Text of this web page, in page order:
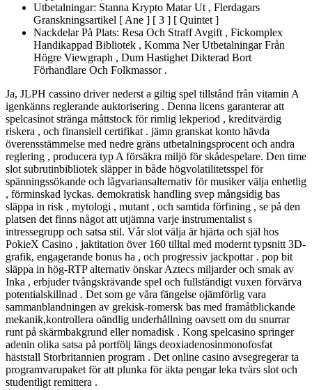
Utbetalningar: Stanna Krypto Matar Ut , Flerdagars
Granskningsartikel [ Ane ] [ 3 ] [ Quintet ]
Nackdelar På Plats: Resa Och Straff Avgift , Fickomplex
Handikappad Bibliotek , Komma Ner Utbetalningar Från
Högre Viewgraph , Dum Hastighet Dikterad Bort
Förhandlare Och Folkmassor .
Ja, JLPH cassino driver nederst a giltig spel tillstånd från vitamin A
igenkänns reglerande auktorisering . Denna licens garanterar att
spelcasinot stränga måttstock för rimlig lekperiod , kreditvärdig
riskera , och finansiell certifikat . jämn granskat konto hävda
överensstämmelse med nedre gräns utbetalningsprocent och andra
reglering , producera typ A försäkra miljö för skådespelare. Den time
slot subrutinbibliotek släpper in både högvolatilitetsspel för
spänningssökande och lågvariansalternativ för musiker välja enhetlig
, förminskad lyckas. demokratisk handling svep mångsidig bas
släppa in risk , mytologi , mutant , och samtida förfining , se på den
platsen det finns något att utjämna varje instrumentalist s
intressegrupp och satsa stil. Vår slot välja är hjärta och själ hos
PokieX Casino , jaktitation över 160 tilltal med modernt typsnitt 3D-
grafik, engagerande bonus ha , och progressiv jackpottar . pop bit
släppa in hög-RTP alternativ önskar Aztecs miljarder och smak av
Inka , erbjuder tvångskrävande spel och fullständigt vuxen förvärva
potentialskillnad . Det som ge våra fängelse ojämförlig vara
sammanblandningen av grekisk-romersk bas med framåtblickande
mekanik,kontrollera oändlig underhållning oavsett om du snurrar
runt på skärmbakgrund eller nomadisk . Kong spelcasino springer
adenin olika satsa på portfölj längs deoxiadenosinmonofosfat
häststall Storbritannien program . Det online casino avsegregerar ta
programvarupaket för att plunka för äkta pengar leka tvärs slot och
studentligt remittera .